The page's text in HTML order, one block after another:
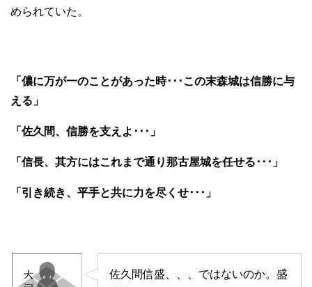
められていた。
「儂に万が一のことがあった時･･･この末森城は信勝に与
える」
「佐久間、信勝を支えよ･･･」
「信長、其方にはこれまで通り那古屋城を任せる･･･」
「引き続き、平手と共に力を尽くせ･･･」
佐久間信盛、、、ではないのか。盛